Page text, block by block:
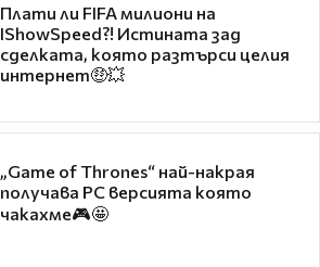
Плати ли FIFA милиони на
IShowSpeed?! Истината зад
сделката, която разтърси целия
интернет🤑💥
„Game of Thrones“ най-накрая
получава PC версията която
чакахме🎮🤩